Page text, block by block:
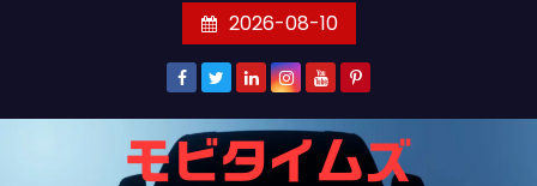
ン
2026-08-10
モビタイムズ